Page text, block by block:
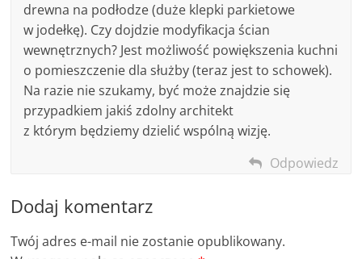
drewna na podłodze (duże klepki parkietowe
w jodełkę). Czy dojdzie modyfikacja ścian
wewnętrznych? Jest możliwość powiększenia kuchni
o pomieszczenie dla służby (teraz jest to schowek).
Na razie nie szukamy, być może znajdzie się
przypadkiem jakiś zdolny architekt
z którym będziemy dzielić wspólną wizję.
Odpowiedz
Dodaj komentarz
Twój adres e-mail nie zostanie opublikowany.